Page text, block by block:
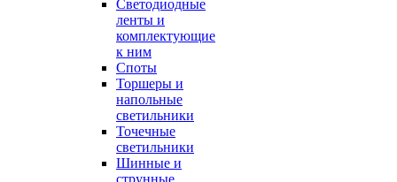
Светодиодные
ленты и
комплектующие
к ним
Споты
Торшеры и
напольные
светильники
Точечные
светильники
Шинные и
струнные